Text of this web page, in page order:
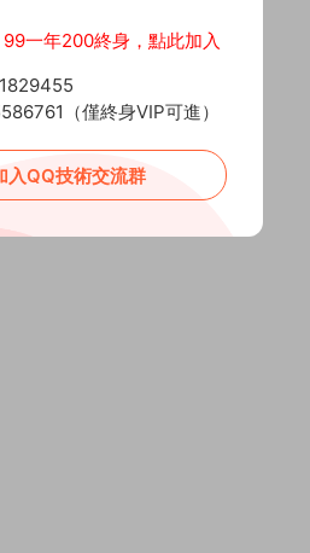
一年200終身，點此加入
（僅終身VIP可進）
入QQ技術交流群